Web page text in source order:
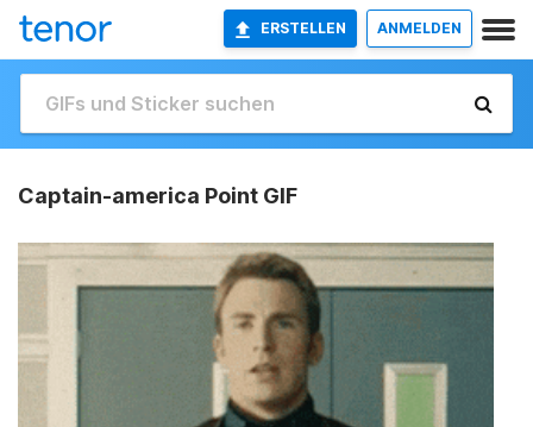
ERSTELLEN ANMELDEN
Captain-america Point GIF